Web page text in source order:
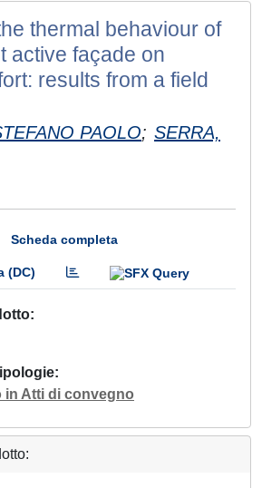
thermal behaviour of
active façade on
results from a field
PAOLO; SERRA,
Scheda completa
(DC)
in Atti di convegno